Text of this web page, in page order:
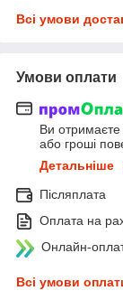
Всі умови
Умови оплати
Ви
або гроші
Детальніше
Післяплата
Оплата на
Онлайн-
Всі умови